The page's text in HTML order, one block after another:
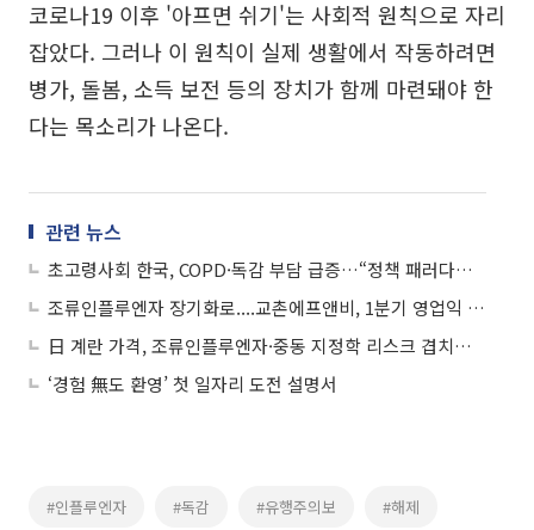
코로나19 이후 '아프면 쉬기'는 사회적 원칙으로 자리
잡았다. 그러나 이 원칙이 실제 생활에서 작동하려면
병가, 돌봄, 소득 보전 등의 장치가 함께 마련돼야 한
다는 목소리가 나온다.
관련 뉴스
초고령사회 한국, COPD·독감 부담 급증…“정책 패러다임 바꿔야”
조류인플루엔자 장기화로....교촌에프앤비, 1분기 영업익 ‘반토막’
日 계란 가격, 조류인플루엔자·중동 지정학 리스크 겹치며 최고치 경신
‘경험 無도 환영’ 첫 일자리 도전 설명서
#인플루엔자 #독감 #유행주의보 #해제